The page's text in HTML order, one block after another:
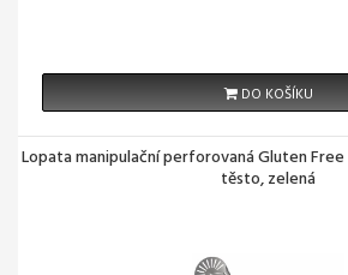
DO KOŠÍKU
Lopata manipulační perforovaná Gluten
těsto, zelená